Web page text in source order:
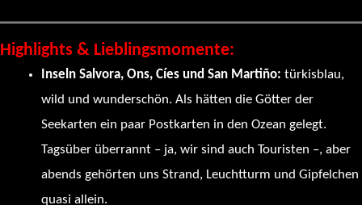
Highlights & Lieblingsmomente:
Inseln Salvora, Ons, Cíes und San Martiño: türkisblau,
wild und wunderschön. Als hätten die Götter der
Seekarten ein paar Postkarten in den Ozean gelegt.
Tagsüber überrannt – ja, wir sind auch Touristen –, aber
abends gehörten uns Strand, Leuchtturm und Gipfelchen
quasi allein.